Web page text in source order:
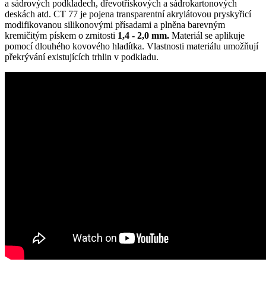
a sádrových podkladech, dřevotřískových a sádrokartonových
deskách atd. CT 77 je pojena transparentní akrylátovou pryskyřicí
modifikovanou silikonovými přísadami a plněna barevným
kremičitým pískem o zrnitosti 1,4 - 2,0 mm. Materiál se aplikuje
pomocí dlouhého kovového hladítka. Vlastnosti materiálu umožňují
překrývání existujících trhlin v podkladu.